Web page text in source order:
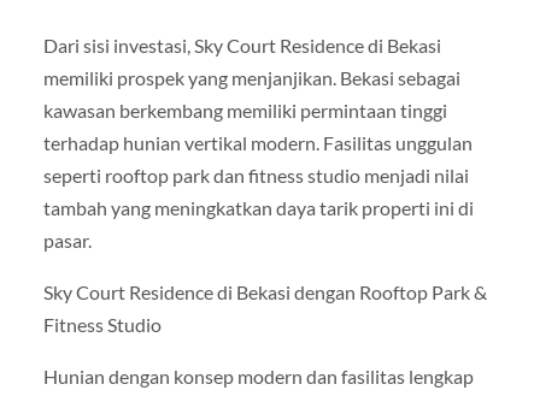
Dari sisi investasi, Sky Court Residence di Bekasi
memiliki prospek yang menjanjikan. Bekasi sebagai
kawasan berkembang memiliki permintaan tinggi
terhadap hunian vertikal modern. Fasilitas unggulan
seperti rooftop park dan fitness studio menjadi nilai
tambah yang meningkatkan daya tarik properti ini di
pasar.
Sky Court Residence di Bekasi dengan Rooftop Park &
Fitness Studio
Hunian dengan konsep modern dan fasilitas lengkap